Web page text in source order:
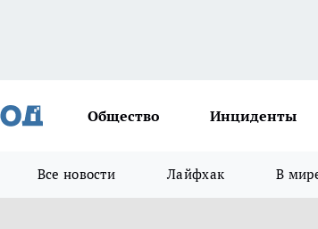
Общество Инциденты
Все новости Лайфхак В